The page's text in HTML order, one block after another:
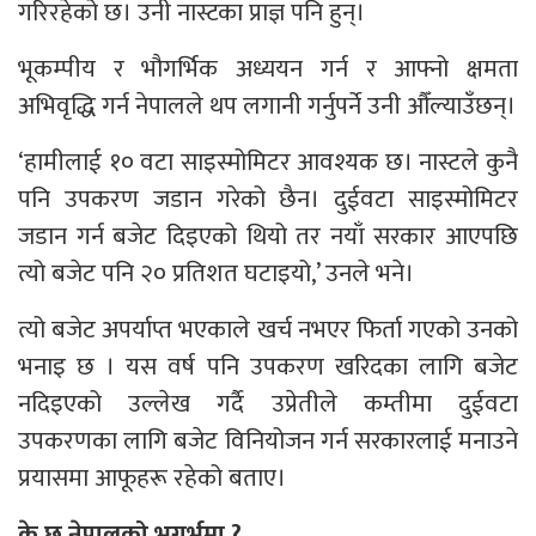
गरिरहेको छ। उनी नास्टका प्राज्ञ पनि हुन्।
भूकम्पीय र भौगर्भिक अध्ययन गर्न र आफ्नो क्षमता
अभिवृद्धि गर्न नेपालले थप लगानी गर्नुपर्ने उनी औँल्याउँछन्।
‘हामीलाई १० वटा साइस्मोमिटर आवश्यक छ। नास्टले कुनै
पनि उपकरण जडान गरेको छैन। दुईवटा साइस्मोमिटर
जडान गर्न बजेट दिइएको थियो तर नयाँ सरकार आएपछि
त्यो बजेट पनि २० प्रतिशत घटाइयो,’ उनले भने।
त्यो बजेट अपर्याप्त भएकाले खर्च नभएर फिर्ता गएको उनको
भनाइ छ । यस वर्ष पनि उपकरण खरिदका लागि बजेट
नदिइएको उल्लेख गर्दै उप्रेतीले कम्तीमा दुईवटा
उपकरणका लागि बजेट विनियोजन गर्न सरकारलाई मनाउने
प्रयासमा आफूहरू रहेको बताए।